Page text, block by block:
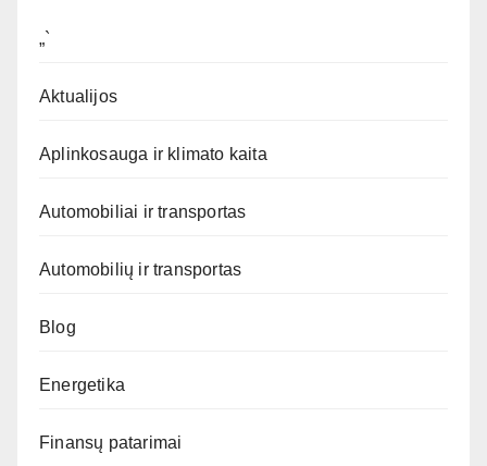
„`
Aktualijos
Aplinkosauga ir klimato kaita
Automobiliai ir transportas
Automobilių ir transportas
Blog
Energetika
Finansų patarimai